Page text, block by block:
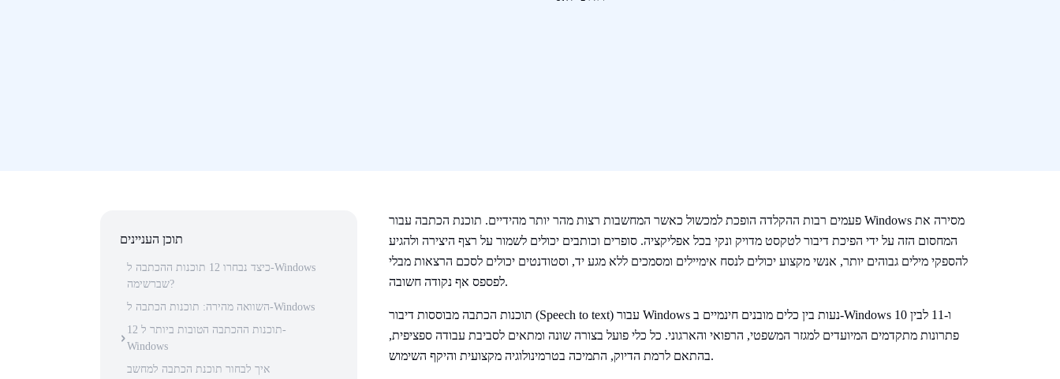
תוכן העניינים
כיצד נבחרו 12 תוכנות ההכתבה ל-Windows
שברשימה?
השוואה מהירה: תוכנות הכתבה ל-Windows
12 תוכנות ההכתבה הטובות ביותר ל-
Windows
איך לבחור תוכנת הכתבה למחשב
פעמים רבות ההקלדה הופכת למכשול כאשר המחשבות רצות מהר יותר מהידיים. תוכנת הכתבה עבור Windows מסירה את
המחסום הזה על ידי הפיכת דיבור לטקסט מדויק ונקי בכל אפליקציה. סופרים וכותבים יכולים לשמור על רצף היצירה ולהגיע
להספקי מילים גבוהים יותר, אנשי מקצוע יכולים לנסח אימיילים ומסמכים ללא מגע יד, וסטודנטים יכולים לסכם הרצאות מבלי
לפספס אף נקודה חשובה.
תוכנות הכתבה מבוססות דיבור (Speech to text) עבור Windows נעות בין כלים מובנים חינמיים ב-Windows 10 ו-11 לבין
פתרונות מתקדמים המיועדים למגזר המשפטי, הרפואי והארגוני. כל כלי פועל בצורה שונה ומתאים לסביבת עבודה ספציפית,
בהתאם לרמת הדיוק, התמיכה בטרמינולוגיה מקצועית והיקף השימוש.